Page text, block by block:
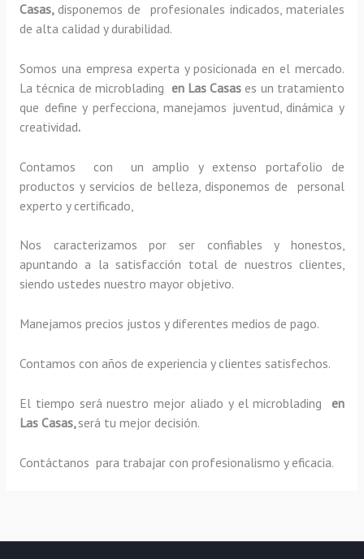
Casas, disponemos de profesionales indicados, materiales
de alta calidad y durabilidad.
Somos una empresa experta y posicionada en el mercado.
La técnica de microblading en Las Casas es un tratamiento
que define y perfecciona, manejamos juventud, dinámica y
creatividad.
Contamos con un amplio y extenso portafolio de
productos y servicios de belleza, disponemos de personal
experto y certificado,
Nos caracterizamos por ser confiables y honestos,
apuntando a la satisfacción total de nuestros clientes,
siendo ustedes nuestro mayor objetivo.
Manejamos precios justos y diferentes medios de pago.
Contamos con años de experiencia y clientes satisfechos.
El tiempo será nuestro mejor aliado y elmicroblading en
Las Casas, será tu mejor decisión.
Contáctanos para trabajar con profesionalismo y eficacia.